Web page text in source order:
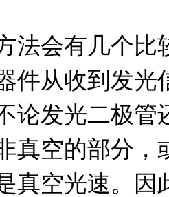
法会有几个比
件从收到发光
论发光二极管
真空的部分，
真空光速。因